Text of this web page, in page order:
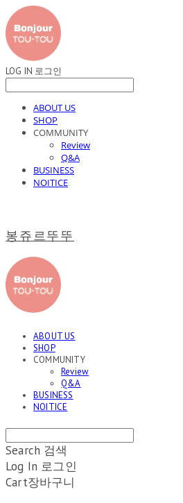
LOG IN 로그인
ABOUT US
SHOP
COMMUNITY
Review
Q&A
BUSINESS
NOITICE
봉쥬르뚜뚜
ABOUT US
SHOP
COMMUNITY
Review
Q&A
BUSINESS
NOITICE
Search 검색
Log In 로그인
Cart장바구니